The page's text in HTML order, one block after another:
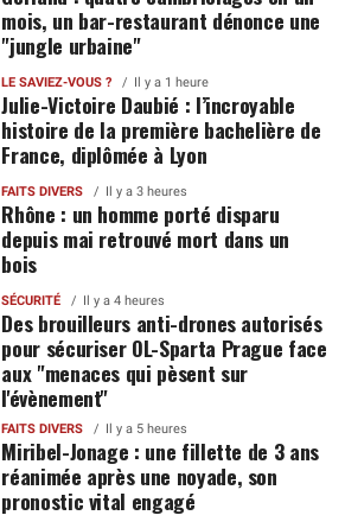
mois, un bar-restaurant dénonce une
"jungle urbaine"
LE SAVIEZ-VOUS ? Il y a 1 heure
Julie-Victoire Daubié : l’incroyable
histoire de la première bachelière de
France, diplômée à Lyon
FAITS DIVERS Il y a 3 heures
Rhône : un homme porté disparu
depuis mai retrouvé mort dans un
bois
SÉCURITÉ Il y a 4 heures
Des brouilleurs anti-drones autorisés
pour sécuriser OL-Sparta Prague face
aux "menaces qui pèsent sur
l'évènement"
FAITS DIVERS Il y a 5 heures
Miribel-Jonage : une fillette de 3 ans
réanimée après une noyade, son
pronostic vital engagé